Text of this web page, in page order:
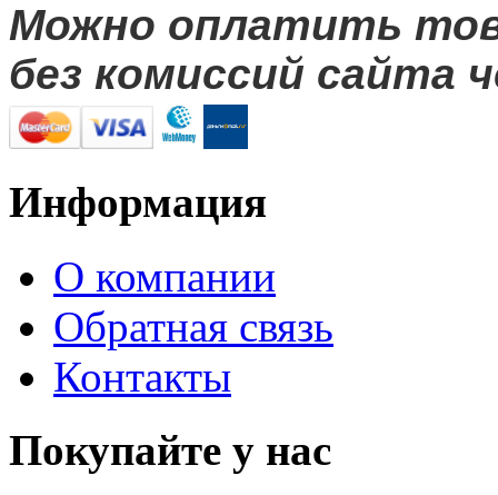
Можно оплатить
без комиссий сайта
Информация
О компании
Обратная связь
Контакты
Покупайте у нас